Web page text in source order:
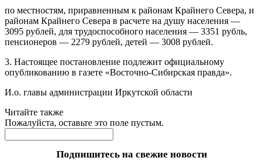
по местностям, приравненным к районам Крайнего Севера, и
районам Крайнего Севера в расчете на душу населения —
3095 рублей, для трудоспособного населения — 3351 рубль,
пенсионеров — 2279 рублей, детей — 3008 рублей.
3. Настоящее постановление подлежит официальному
опубликованию в газете «Восточно-Сибирская правда».
И.о. главы администрации Иркутской области
Читайте также
Пожалуйста, оставьте это поле пустым.
Подпишитесь на свежие новости